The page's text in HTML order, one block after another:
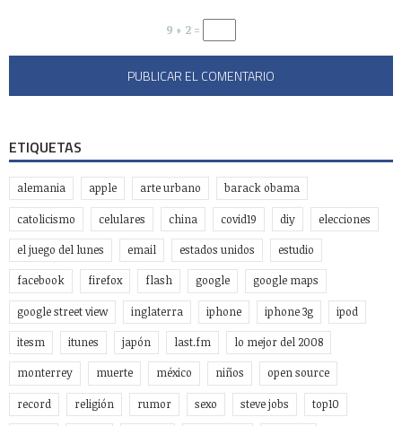
9 + 2 =
ETIQUETAS
alemania apple arte urbano barack obama
catolicismo celulares china covid19 diy elecciones
el juego del lunes email estados unidos estudio
facebook firefox flash google google maps
google street view inglaterra iphone iphone 3g ipod
itesm itunes japón last.fm lo mejor del 2008
monterrey muerte méxico niños open source
record religión rumor sexo steve jobs top10